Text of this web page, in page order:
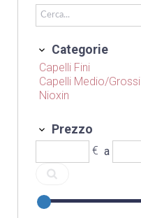
Categorie
Capelli Fini
Capelli Medio/Grossi
Nioxin
Prezzo
€ a